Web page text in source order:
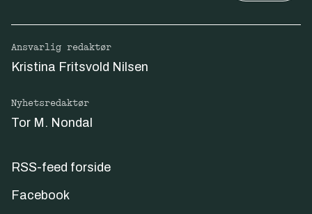
Ansvarlig redaktør
Kristina Fritsvold Nilsen
Nyhetsredaktør
Tor M. Nondal
RSS-feed forside
Facebook